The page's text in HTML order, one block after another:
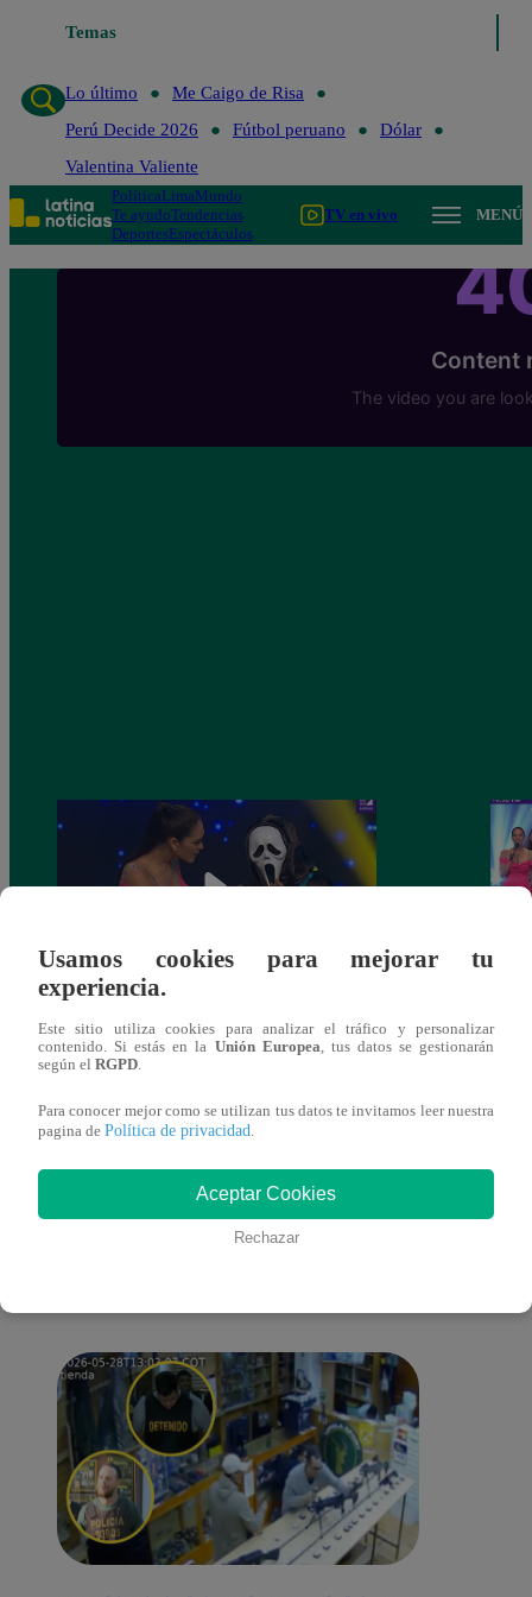
Temas
Lo último
Me Caigo de Risa
Perú Decide 2026
Fútbol peruano
Dólar
Valentina Valiente
PolíticaLimaMundo
Te ayudoTendencias
DeportesEspectáculos
TV en vivo MENÚ
Yo Soy 30 de noviembre del 2018 –
Programa completo
Yo
gala
También te puede
Usamos cookies para mejorar tu
experiencia.
Este sitio utiliza cookies para analizar el tráfico y personalizar
contenido. Si estás en la Unión Europea, tus datos se gestionarán
según el RGPD.
Para conocer mejor como se utilizan tus datos te invitamos leer nuestra
pagina de Política de privacidad.
Aceptar Cookies
Rechazar